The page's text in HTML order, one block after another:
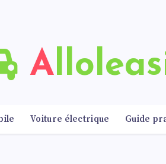
Voiture électrique Guide